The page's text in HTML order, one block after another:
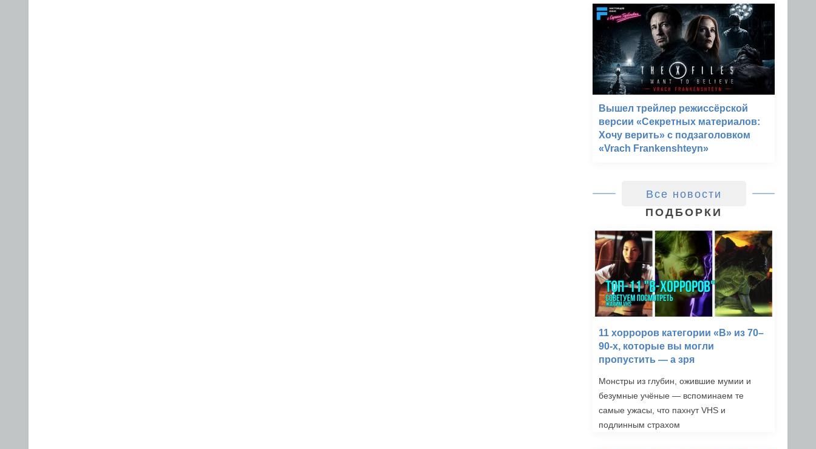
Вышел трейлер режиссёрской
версии «Секретных материалов:
Хочу верить» с подзаголовком
«Vrach Frankenshteyn»
Все новости
ПОДБОРКИ
11 хорроров категории «B» из 70–
90-х, которые вы могли
пропустить — а зря
Монстры из глубин, ожившие мумии и
безумные учёные — вспоминаем те
самые ужасы, что пахнут VHS и
подлинным страхом